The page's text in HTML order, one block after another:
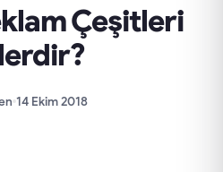
Çeşitleri
14 Ekim 2018